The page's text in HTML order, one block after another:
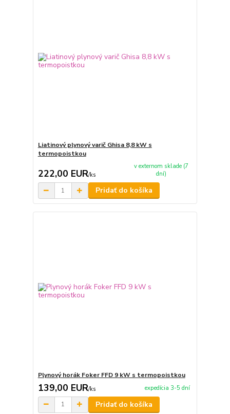
Liatinový plynový varič Ghisa 8,8 kW s
termopoistkou
222,00 EUR/ks
v externom sklade (7
dní)
Pridať do košíka
Plynový horák Foker FFD 9 kW s termopoistkou
139,00 EUR/ks expedícia 3-5 dní
Pridať do košíka